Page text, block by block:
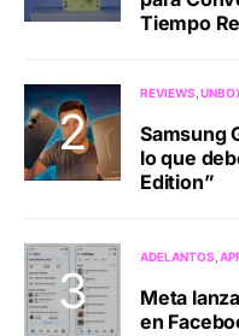
Tiempo
REVIEWS
Samsung
lo que
Edition”
ADELANTOS
Meta
en